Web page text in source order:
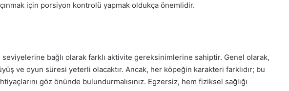
için porsiyon kontrolü yapmak oldukça önemlidir.
bağlı olarak farklı aktivite gereksinimlerine sahiptir. Genel olarak,
ve oyun süresi yeterli olacaktır. Ancak, her köpeğin karakteri farklıdır; bu
göz önünde bulundurmalısınız. Egzersiz, hem fiziksel sağlığı